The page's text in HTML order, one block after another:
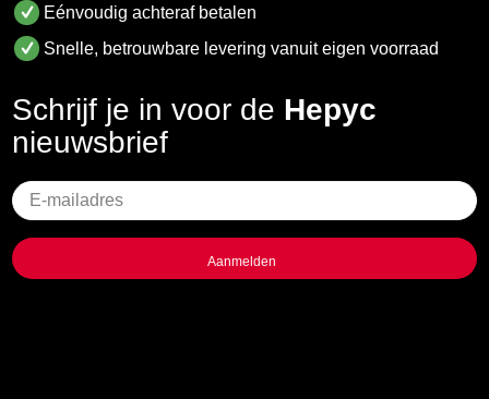
Eénvoudig achteraf betalen
Snelle, betrouwbare levering vanuit eigen voorraad
Schrijf je in voor de Hepyc
nieuwsbrief
Geen
titel